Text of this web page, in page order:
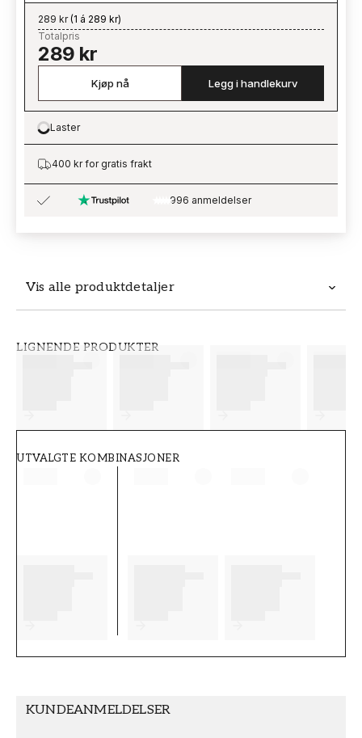
Vis alle produktdetaljer
LIGNENDE PRODUKTER
UTVALGTE KOMBINASJONER
289 kr(1 á 289 kr)
Totalpris
289 kr
Kjøp nå Legg i handlekurv
Loading…
Laster
400 kr for gratis frakt
996 anmeldelser
KUNDEANMELDELSER